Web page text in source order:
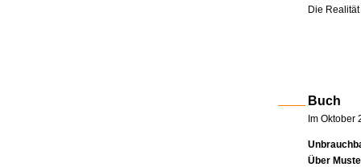
Die
Buch
Im Oktober
Über